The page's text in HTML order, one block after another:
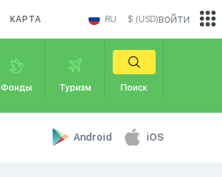
КАРТА RU $ (USD)
Фонды Туризм Поиск
Android iOS
войти